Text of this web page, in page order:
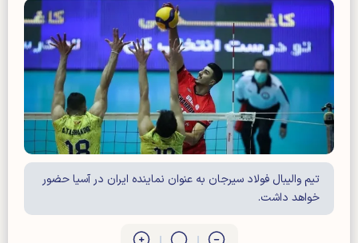
تیم والیبال فولاد سیرجان به عنوان نماینده ایران در آسیا حضور
خواهد داشت.